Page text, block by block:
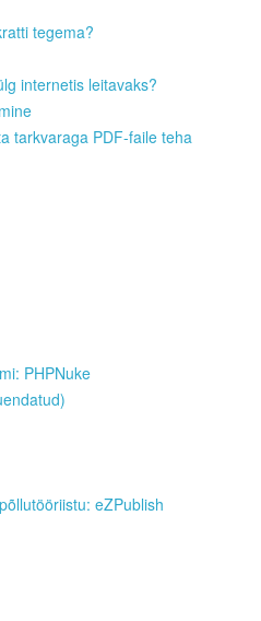
tegema?
internetis leitavaks?
tarkvaraga PDF-faile teha
PHPNuke
eZPublish